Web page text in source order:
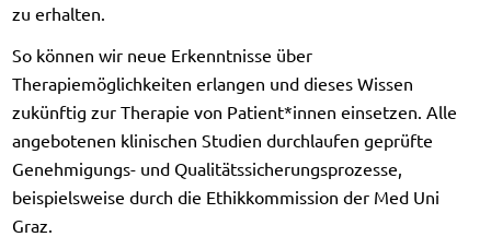
zu erhalten.
So können wir neue Erkenntnisse über
Therapiemöglichkeiten erlangen und dieses Wissen
zukünftig zur Therapie von Patient*innen einsetzen. Alle
angebotenen klinischen Studien durchlaufen geprüfte
Genehmigungs- und Qualitätssicherungsprozesse,
beispielsweise durch die Ethikkommission der Med Uni
Graz.